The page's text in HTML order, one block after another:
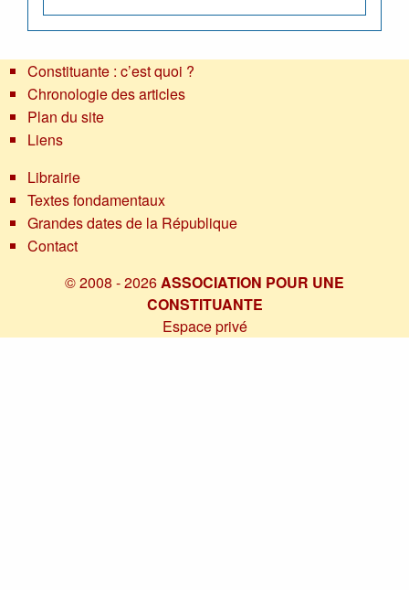
Constituante : c’est quoi ?
Chronologie des articles
Plan du site
Liens
Librairie
Textes fondamentaux
Grandes dates de la République
Contact
© 2008 - 2026 ASSOCIATION POUR UNE
CONSTITUANTE
Espace privé